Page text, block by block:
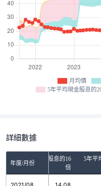
月均價
5年平均現金股息的
詳細數據
年度/月份
5年平均現金股息的16
倍
5年平